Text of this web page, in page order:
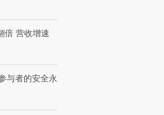
倍 营收增速
与者的安全永